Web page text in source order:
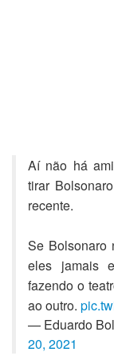
Aí não há
tirar
recente.
Se Bolsonaro
eles jamais
fazendo o
ao outro.
— Eduardo
20, 2021